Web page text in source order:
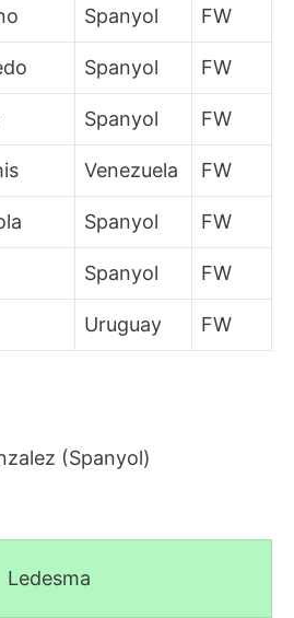
Spanyol FW
Spanyol FW
Spanyol FW
Venezuela FW
Spanyol FW
Spanyol FW
Uruguay FW
(Spanyol)
Ledesma